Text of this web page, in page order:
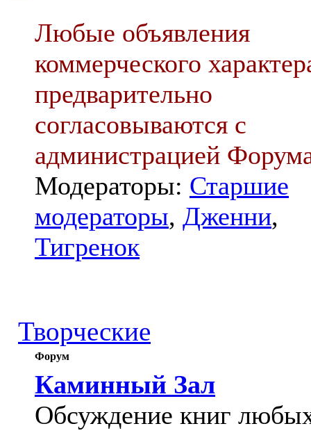
Любые объявления
коммерческого
предварительно
согласовываются с
администрацией
Модераторы: Старшие
модераторы, Дженни,
Тигренок
Творческие
Форум
Каминный Зал
Обсуждение книг